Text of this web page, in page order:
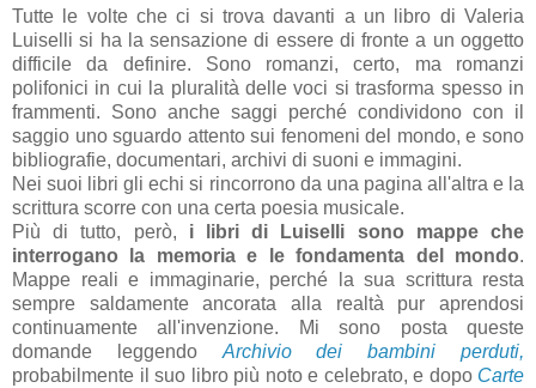
Tutte le volte che ci si trova davanti a un libro di Valeria
Luiselli si ha la sensazione di essere di fronte a un oggetto
difficile da definire. Sono romanzi, certo, ma romanzi
polifonici in cui la pluralità delle voci si trasforma spesso in
frammenti. Sono anche saggi perché condividono con il
saggio uno sguardo attento sui fenomeni del mondo, e sono
bibliografie, documentari, archivi di suoni e immagini.
Nei suoi libri gli echi si rincorrono da una pagina all'altra e la
scrittura scorre con una certa poesia musicale.
Più di tutto, però, i libri di Luiselli sono mappe che
interrogano la memoria e le fondamenta del mondo.
Mappe reali e immaginarie, perché la sua scrittura resta
sempre saldamente ancorata alla realtà pur aprendosi
continuamente all'invenzione. Mi sono posta queste
domande leggendo Archivio dei bambini perduti,
probabilmente il suo libro più noto e celebrato, e dopo Carte